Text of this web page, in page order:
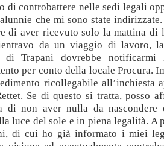
di controbattere nelle sedi legali
che mi sono state
di aver ricevuto solo la mattina di
da un viaggio di lavoro,
di Trapani dovrebbe
per conto della locale Procura.
ricollegabile all’inchiesta
Se di questo si tratta, posso
di non aver nulla da
luce del sole e in piena legalità. A
di cui ho già informato i miei